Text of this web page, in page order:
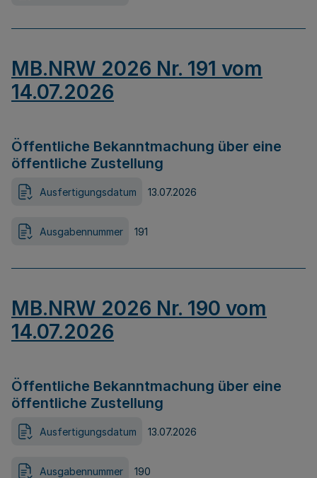
MB.NRW 2026 Nr. 191 vom
14.07.2026
Öffentliche Bekanntmachung über eine
öffentliche Zustellung
Ausfertigungsdatum 13.07.2026
Ausgabennummer 191
MB.NRW 2026 Nr. 190 vom
14.07.2026
Öffentliche Bekanntmachung über eine
öffentliche Zustellung
Ausfertigungsdatum 13.07.2026
Ausgabennummer 190